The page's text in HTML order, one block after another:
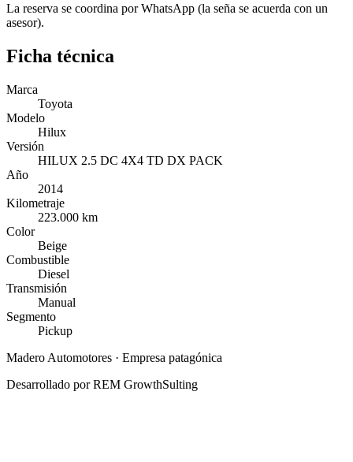
La reserva se coordina por WhatsApp (la seña se acuerda con un
asesor).
Ficha técnica
Marca
Toyota
Modelo
Hilux
Versión
HILUX 2.5 DC 4X4 TD DX PACK
Año
2014
Kilometraje
223.000 km
Color
Beige
Combustible
Diesel
Transmisión
Manual
Segmento
Pickup
Madero Automotores · Empresa patagónica
Desarrollado por REM GrowthSulting